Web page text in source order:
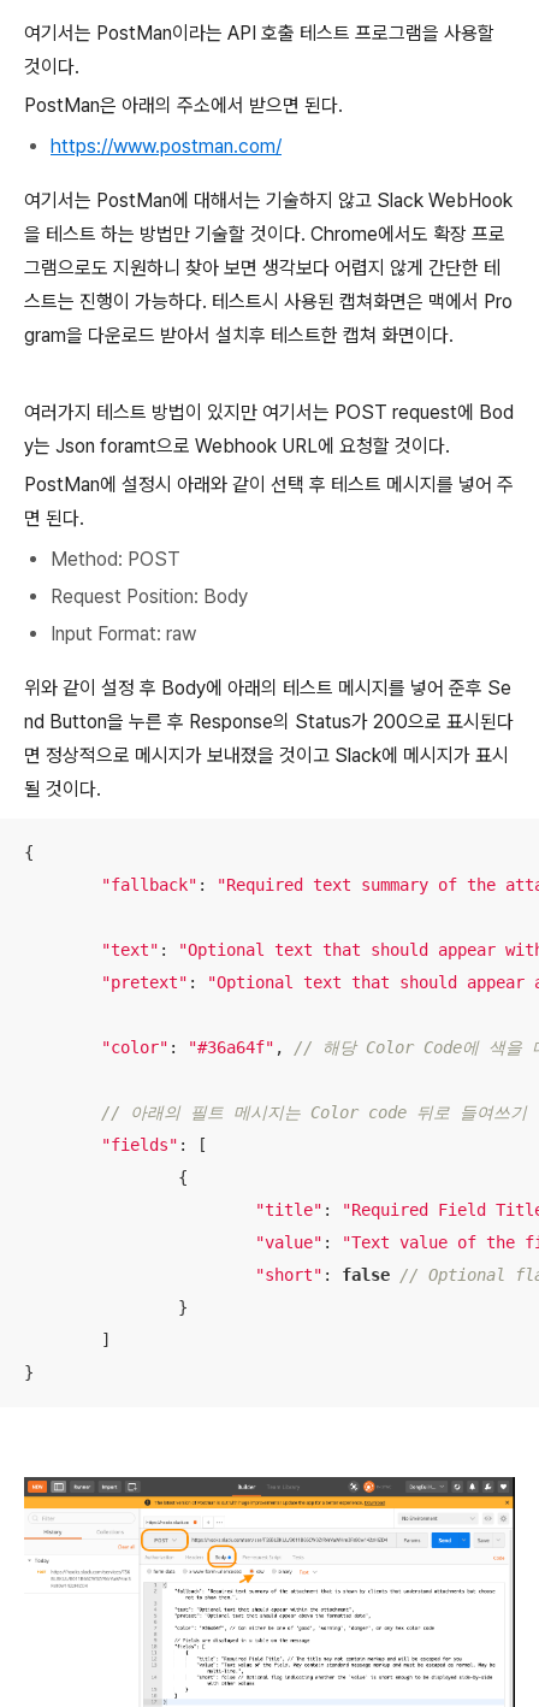
여기서는 PostMan이라는 API 호출 테스트 프로그램을 사용할
것이다.
PostMan은 아래의 주소에서 받으면 된다.
https://www.postman.com/
여기서는 PostMan에 대해서는 기술하지 않고 Slack WebHook
을 테스트 하는 방법만 기술할 것이다. Chrome에서도 확장 프로
그램으로도 지원하니 찾아 보면 생각보다 어렵지 않게 간단한 테
스트는 진행이 가능하다. 테스트시 사용된 캡쳐화면은 맥에서 Pro
gram을 다운로드 받아서 설치후 테스트한 캡쳐 화면이다.
여러가지 테스트 방법이 있지만 여기서는 POST request에 Bod
y는 Json foramt으로 Webhook URL에 요청할 것이다.
PostMan에 설정시 아래와 같이 선택 후 테스트 메시지를 넣어 주
면 된다.
Method: POST
Request Position: Body
Input Format: raw
위와 같이 설정 후 Body에 아래의 테스트 메시지를 넣어 준후 Se
nd Button을 누른 후 Response의 Status가 200으로 표시된다
면 정상적으로 메시지가 보내졌을 것이고 Slack에 메시지가 표시
될 것이다.
{
"fallback" : "Required text summary of the
"text" :
"Optional text that should appear
"pretext" : "Optional text that should appear
"color" : "#36a64f" , // 해당 Color Code에 색을
// 아래의 필트 메시지는 Color code 뒤로 들여쓰
"fields" : [
"title" :
"Required Field
"value" :
"Text value of the
"short" : false
// Optional
}